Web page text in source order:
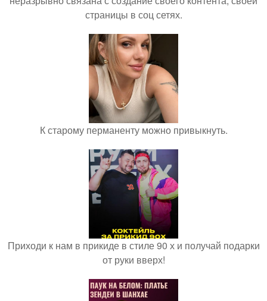
страницы в соц сетях.
К старому перманенту можно привыкнуть.
Приходи к нам в прикиде в стиле 90 х и получай подарки
от руки вверх!